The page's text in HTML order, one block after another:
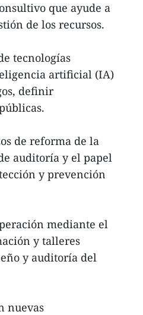
que ayude a
de los recursos.
tecnologías
artificial (IA)
definir
de reforma de la
auditoría y el papel
y prevención
mediante el
y talleres
y auditoría del
nuevas